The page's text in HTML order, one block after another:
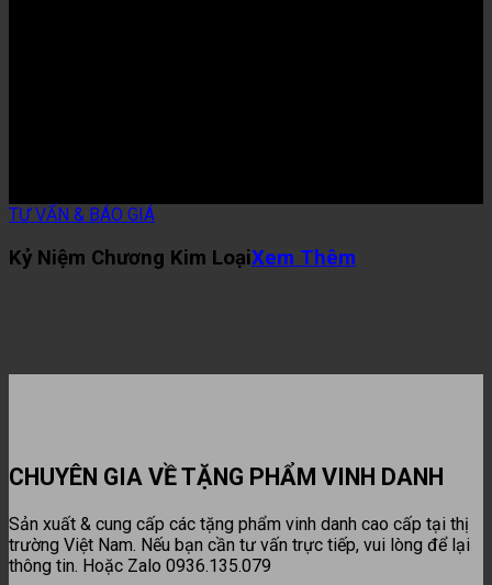
TƯ VẤN & BÁO GIÁ
Kỷ Niệm Chương Kim LoạiXem Thêm
CHUYÊN GIA VỀ TẶNG PHẨM VINH DANH
Sản xuất & cung cấp các tặng phẩm vinh danh cao cấp tại thị
trường Việt Nam. Nếu bạn cần tư vấn trực tiếp, vui lòng để lại
thông tin. Hoặc Zalo 0936.135.079